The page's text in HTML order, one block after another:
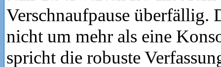
Verschnaufpause überfällig.
nicht um mehr als eine
spricht die robuste